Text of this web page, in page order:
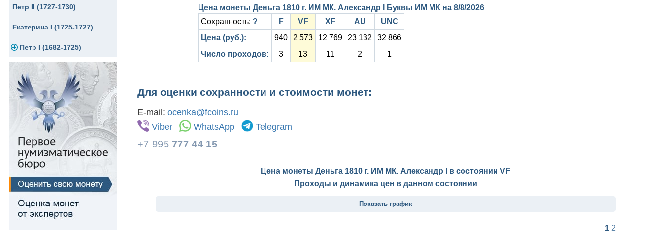
Для Молдавии и Валахии
Таврические монеты
Медь
Для Пруссии
Ливонезы
Альбертусталер
Петр II (1727-1730)
Екатерина I (1725-1727)
Петр I (1682-1725)
Золото
Серебро
Медь
Для Речи Посполитой
Цена монеты Деньга 1810 г. ИМ МК. Александр I Буквы ИМ МК на 8/8/2026
Сохранность: ? F VF XF AU
UNC
Цена (руб.):
940 2 573 12 769 23 132
32 866
Число проходов:
3 13 11 2 1
Для оценки сохранности и стоимости монет:
E-mail: ocenka@fcoins.ru
Viber
WhatsApp Telegram
+7 995 777 44 15
Цена монеты Деньга 1810 г. ИМ МК. Александр I в состоянии VF
Проходы и динамика цен в данном состоянии
Показать график
1 2